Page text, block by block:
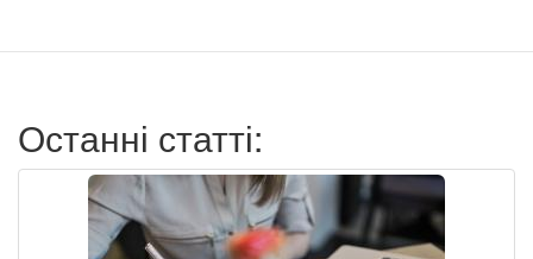
записи
Останні статті: